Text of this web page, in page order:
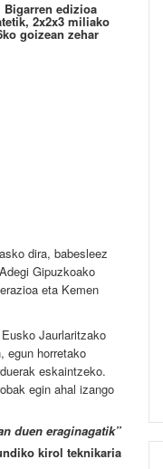
Bigarren edizioa
2x2x3 miliako
goizean zehar
dira, babesleez
Gipuzkoako
eta Kemen
Jaurlaritzako
egun horretako
eskaintzeko.
egin ahal izango
duen eraginagatik”
kirol teknikaria